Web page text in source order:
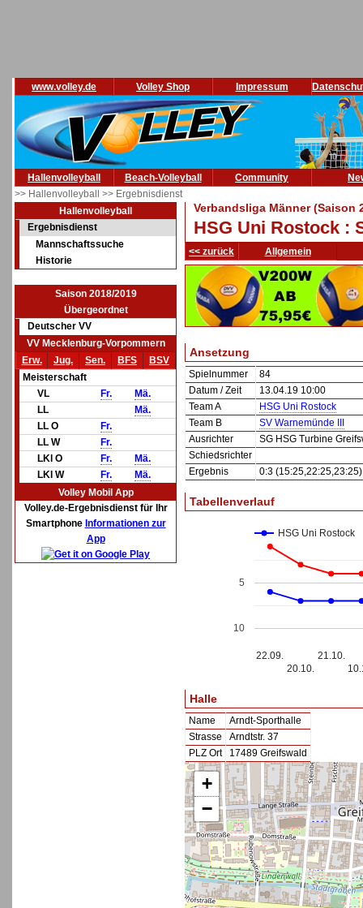
www.volley.de Volley Shop Impressum
Hallenvolleyball Beach-Volleyball Community
>> Hallenvolleyball >> Ergebnisdienst
Hallenvolleyball
Ergebnisdienst
Mannschaftssuche
Historie
Saison 2018/2019
Übergeordnet
Deutscher VV
VV Mecklenburg-Vorpommern
Erw.
Jug. Sen. BFS
BSV
Meisterschaft
VL
Fr.
Mä.
LL
Mä.
LL O
Fr.
LL W
Fr.
LKl O
Fr.
Mä.
LKl W
Fr.
Mä.
Volley Mobil App
Volley.de-Ergebnisdienst für Ihr
Smartphone Informationen zur
App
Verbandsliga Männer (Saison
HSG Uni Rostock :
<< zurück Allgemein
Ansetzung
Spielnummer
84
Datum / Zeit
13.04.19 10:00
Team A
HSG Uni Rostock
Team B
SV Warnemünde III
Ausrichter
SG HSG Turbine
Schiedsrichter
Ergebnis
0:3 (15:25,22:25,23:25)
Tabellenverlauf
HSG Uni Rostock
22.09.
20.10.
21.10.
5
10
Halle
Name
Arndt-Sporthalle
Strasse
Arndtstr. 37
PLZ Ort
17489 Greifswald
+
−